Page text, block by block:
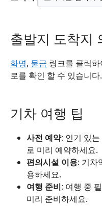
출발지 도착지
화명, 물금 링크를 클릭
로를 확인 할 수 있습니다.
기차 여행 팁
사전 예약: 인기 있
로 미리 예약하세요.
편의시설 이용: 기차
용하세요.
여행 준비: 여행 중
미리 준비하세요.